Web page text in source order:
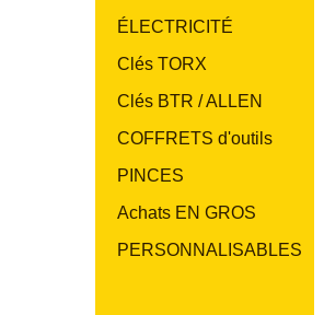
ÉLECTRICITÉ
Clés TORX
Clés BTR / ALLEN
COFFRETS d'outils
PINCES
Achats EN GROS
PERSONNALISABLES